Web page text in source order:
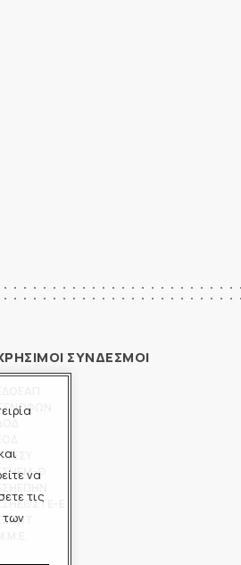
να
τις
των
ΣΥΝΔΕΣΜΟΙ
Θ
Ε